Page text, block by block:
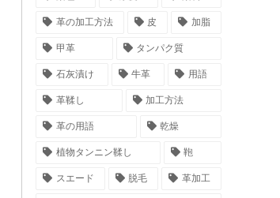
革の加工方法 皮 加脂
甲革 タンパク質
石灰漬け 牛革 用語
革鞣し 加工方法
革の用語 乾燥
植物タンニン鞣し 鞄
スエード 脱毛 革加工